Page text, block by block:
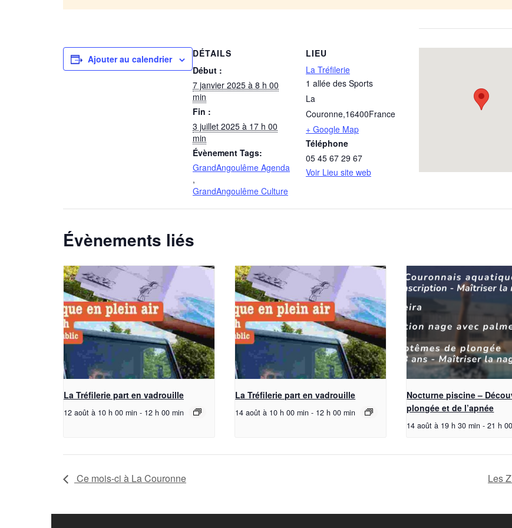
Ajouter au calendrier
DÉTAILS
Début :
7 janvier 2025 à 8 h 00
min
Fin :
3 juillet 2025 à 17 h 00
min
Évènement Tags:
GrandAngoulême Agenda
,
GrandAngoulême Culture
LIEU
La Tréfilerie
1 allée des Sports
La
Couronne,16400France
+ Google Map
Téléphone
05 45 67 29 67
Voir Lieu site web
Évènements liés
La Tréfilerie part en vadrouille
12 août à 10 h 00 min - 12 h 00 min
La Tréfilerie part en vadrouille
14 août à 10 h 00 min - 12 h 00 min
Nocturne piscine –
plongée et de l’apnée
14 août à 19 h 30 min - 21 h
Ce mois-ci à La Couronne Les